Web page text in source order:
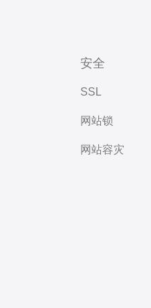
安全
SSL
网站锁
网站容灾